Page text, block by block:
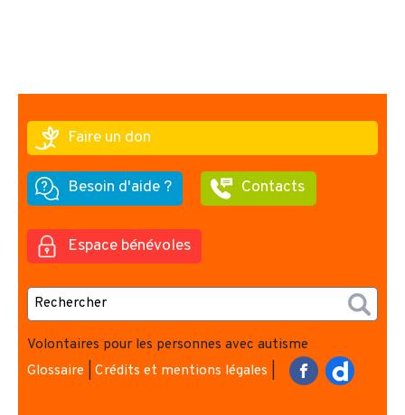
Faire un don
Besoin d'aide ? Contacts
Espace bénévoles
Volontaires pour les personnes avec autisme
Glossaire |Crédits et mentions légales |